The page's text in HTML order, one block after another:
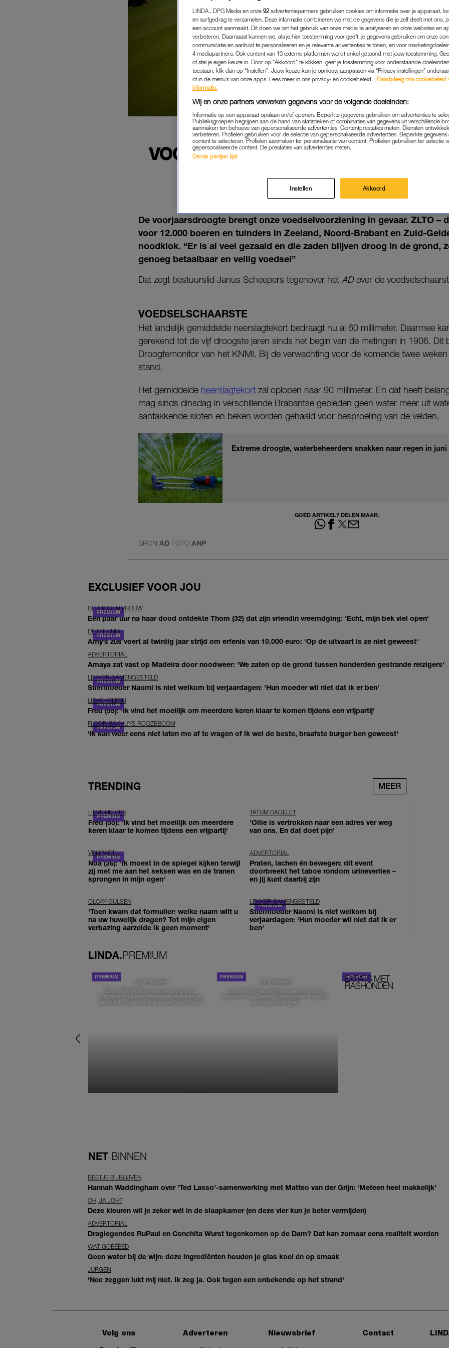
VOORJAARSDROOGTE SLAAT
VOEDSELSCHAARSTE: 'NIET
BETAALBAAR EN VEILIG
BINNENLAND|ASJEMENOU
De voorjaarsdroogte brengt onze voedselvoorziening in gevaar. ZLTO –
voor 12.000 boeren en tuinders in Zeeland, Noord-Brabant en Zuid-
noodklok. “Er is al veel gezaaid en die zaden blijven droog in de grond,
genoeg betaalbaar en veilig voedsel”
Dat zegt bestuurslid Janus Scheepers tegenover het AD over de
VOEDSELSCHAARSTE
Het landelijk gemiddelde neerslagtekort bedraagt nu al 60 millimeter. Daarmee
gerekend tot de vijf droogste jaren sinds het begin van de metingen in 1906. Dit
Droogtemonitor van het KNMI. Bij de verwachting voor de komende twee
stand.
Het gemiddelde neerslagtekort zal oplopen naar 90 millimeter. En dat heeft
mag sinds dinsdag in verschillende Brabantse gebieden geen water meer uit
aantakkende sloten en beken worden gehaald voor besproeiing van de velden.
Extreme droogte, waterbeheerders snakken naar regen in juni
GOED ARTIKEL? DELEN MAAR.
BRON AD FOTO ANP
EXCLUSIEF VOOR JOU
BEDROGEN VROUW
Een paar uur na haar dood ontdekte Thom (32) dat zijn vriendin vreemdging: 'Echt, mijn bek viel open'
DE ERFENIS
Amy’s zus voert al twintig jaar strijd om erfenis van 10.000 euro: 'Op de uitvaart is ze niet geweest'
ADVERTORIAL
Amaya zat vast op Madeira door noodweer: 'We zaten op de grond tussen honderden gestrande reizigers'
LEKKER SAMENGESTELD
Stiefmoeder Naomi is niet welkom bij verjaardagen: 'Hun moeder wil niet dat ik er ben'
LIEVE HELEEN
Fred (55): 'Ik vind het moeilijk om meerdere keren klaar te komen tijdens een vrijpartij'
FLOOR BAKHUYS ROOZEBOOM
'Ik kan weer eens niet laten me af te vragen of ik wel de beste, braafste burger ben geweest'
TRENDING MEER
LIEVE HELEEN
Fred (55): 'Ik vind het moeilijk om meerdere
keren klaar te komen tijdens een vrijpartij'
TATUM DAGELET
'Ollie is vertrokken naar een adres ver weg
van ons. En dat doet pijn’
VRIJPARTIJ
Noa (26): 'Ik moest in de spiegel kijken terwijl
zij met me aan het seksen was en de tranen
sprongen in mijn ogen'
ADVERTORIAL
Praten, lachen én bewegen: dit event
doorbreekt het taboe rondom urineverlies –
en jij kunt daarbij zijn
OLCAY GULSEN
'Toen kwam dat formulier: welke naam wilt u
na uw huwelijk dragen? Tot mijn eigen
verbazing aarzelde ik geen moment'
LEKKER SAMENGESTELD
Stiefmoeder Naomi is niet welkom bij
verjaardagen: 'Hun moeder wil niet dat ik er
ben'
LINDA.PREMIUM
DE STAD VAN
Elske DeWall over Leeuwarden,
muziek en haar favoriete plekken in
de stad: 'Een stad die voelt als thuis'
DE STAD VAN
Isabelle Boer deelt haar favoriete
plekken in Zwolle: 'Deze plek houd ik
graag verborgen'
EXPATS MET
RASHONDEN
NET BINNEN
BEETJE BIJBLIJVEN
Hannah Waddingham over 'Ted Lasso'-samenwerking met Matteo van der Grijn: 'Meteen heel makkelijk'
OH, JA JOH?
Deze kleuren wil je zeker wél in de slaapkamer (en deze vier kun je beter vermijden)
ADVERTORIAL
Draglegendes RuPaul en Conchita Wurst tegenkomen op de Dam? Dat kan zomaar eens realiteit worden
WAT GOÉÉÉÉD
Geen water bij de wijn: deze ingrediënten houden je glas koel én op smaak
JURGEN
'Nee zeggen lukt mij niet. Ik zeg ja. Ook tegen een onbekende op het strand'
Volg ons
Adverteren
Nieuwsbrief
Contact
LINDA., DPG Media en onze 92 advertentiepartners gebruiken cookies om informatie over je apparaat,
en surfgedrag te verzamelen. Deze informatie combineren we met de gegevens die je zelf deelt met ons,
een account aanmaakt. Dit doen we om het gebruik van onze media te analyseren en onze websites en
verbeteren. Daarnaast kunnen we, als je hier toestemming voor geeft, je gegevens gebruiken om onze
communicatie en aanbod te personaliseren en je relevante advertenties te tonen, en voor
4 mediapartners. Ook content van 13 externe platformen wordt enkel getoond met jouw toestemming.
of stel je eigen keuze in. Door op "Akkoord" te klikken, geef je toestemming voor onderstaande
toestaan, klik dan op “Instellen”. Jouw keuze kun je opnieuw aanpassen via “Privacy-instellingen”
of in de menu’s van onze apps. Lees meer in ons privacy- en cookiebeleid.
Raadpleeg ons cookiebeleid
informatie.
Wij en onze partners verwerken gegevens voor de volgende doeleinden:
Informatie op een apparaat opslaan en/of openen. Beperkte gegevens gebruiken om advertenties te
Publieksgroepen begrijpen aan de hand van statistieken of combinaties van gegevens uit verschillende
aanmaken ten behoeve van gepersonaliseerde advertenties. Contentprestaties meten. Diensten
verbeteren. Profielen gebruiken voor de selectie van gepersonaliseerde advertenties. Beperkte
content te selecteren. Profielen aanmaken ter personalisatie van content. Profielen gebruiken ter selectie
gepersonaliseerde content. De prestaties van advertenties meten.
Derde partijen lijst
Instellen Akkoord